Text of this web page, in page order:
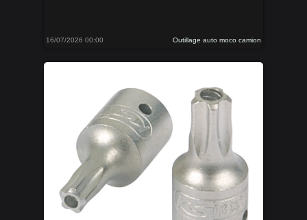
16/07/2026 00:00 Outillage auto moco camion